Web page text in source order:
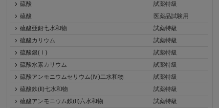
硫酸
試薬特級
硫酸
医薬品試験用
硫酸亜鉛七水和物
試薬特級
硫酸カリウム
試薬特級
硫酸銀(Ⅰ)
試薬特級
硫酸水素カリウム
試薬特級
硫酸アンモニウムセリウム(Ⅳ)二水和物
試薬特級
硫酸鉄(II)七水和物
試薬特級
硫酸アンモニウム鉄(II)六水和物
試薬特級